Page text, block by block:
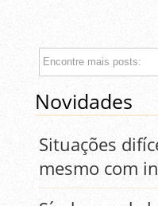
Novidades
Situações
mesmo com